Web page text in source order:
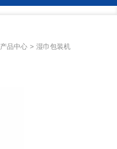
产品中心 > 湿巾包装机